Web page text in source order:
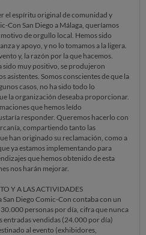
el espíritu original de comunidad y
Con San Diego a Málaga, queríamos
de orgullo local. Hemos sido
y apoyo, y no lo tomamos a la ligera.
y, la razón por la que hacemos.
sido muy positivo, se produjeron
asistentes. Somos conscientes de que la
casos, no ha sido todo lo
la organización deseaba proporcionar.
que hemos leído
responder. Queremos hacerlo con
compartiendo tanto las
han originado su reclamación, como a
ya estamos implementando para
que hemos obtenido de esta
nos harán mejorar.
Y A LAS ACTIVIDADES
Diego Comic-Con contaba con un
personas por día, cifra que nunca
entradas vendidas (24.000 por día)
al evento (exhibidores,